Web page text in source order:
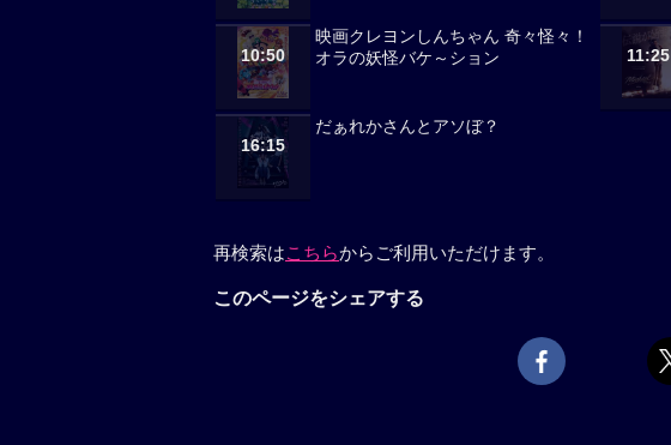
10:50
映画クレヨンしんちゃん 奇々怪々！
オラの妖怪バケ～ション
11:25
16:15
だぁれかさんとアソぼ？
再検索はこちらからご利用いただけます。
このページをシェアする